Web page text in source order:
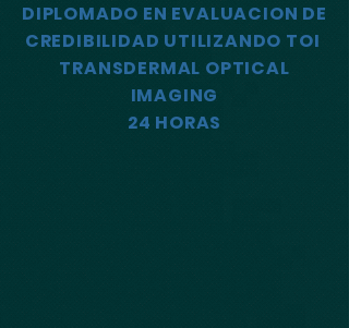
DIPLOMADO EN EVALUACION DE
CREDIBILIDAD UTILIZANDO TOI
TRANSDERMAL OPTICAL
IMAGING
24 HORAS